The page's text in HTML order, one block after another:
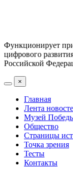
Функционирует
цифрового
Российской
×
Главная
Лента
Музей
Общество
Страницы
Точка зрения
Тесты
Контакты